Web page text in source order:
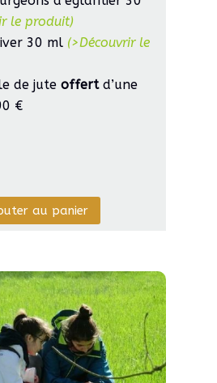
le produit)
30 ml (>Découvrir le
de jute offert d’une
€
au panier